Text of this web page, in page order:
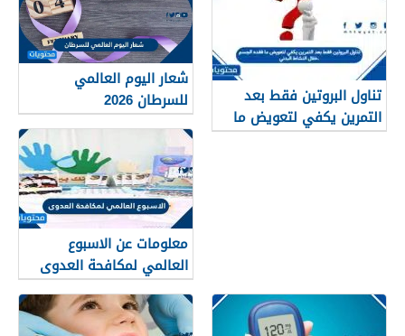
تناول البروتين فقط بعد
التمرين يكفي لتعويض ما
فقده الجسم خلال النشاط
شعار اليوم العالمي
للسرطان 2026
معلومات عن الاسبوع
العالمي لمكافحة العدوى
2025